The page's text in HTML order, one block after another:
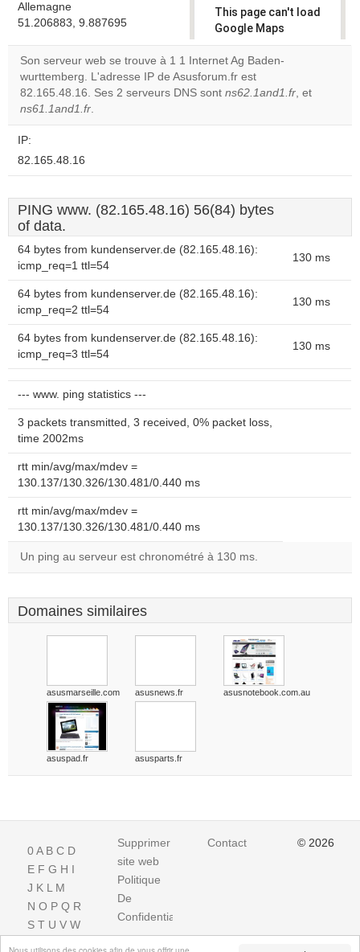
Allemagne
51.206883, 9.887695
This page can't load
Google Maps
correctly.
Do you
own this
OK
Son serveur web se trouve à 1 1 Internet Ag Baden-
wurttemberg. L'adresse IP de Asusforum.fr est
82.165.48.16. Ses 2 serveurs DNS sont ns62.1and1.fr, et
ns61.1and1.fr.
IP:
82.165.48.16
PING www. (82.165.48.16) 56(84) bytes
of data.
64 bytes from kundenserver.de (82.165.48.16):
icmp_req=1 ttl=54
130 ms
64 bytes from kundenserver.de (82.165.48.16):
icmp_req=2 ttl=54
130 ms
64 bytes from kundenserver.de (82.165.48.16):
icmp_req=3 ttl=54
130 ms
--- www. ping statistics ---
3 packets transmitted, 3 received, 0% packet loss,
time 2002ms
rtt min/avg/max/mdev =
130.137/130.326/130.481/0.440 ms
rtt min/avg/max/mdev =
130.137/130.326/130.481/0.440 ms
Un ping au serveur est chronométré à 130 ms.
Domaines similaires
asusmarseille.com asusnews.fr asusnotebook.com.au
asuspad.fr asusparts.fr
0A B C D
E F G H I
J K L M
N O P Q R
S T U V W
Supprimer
site web
Politique
De
Confidentialite
Contact © 2026